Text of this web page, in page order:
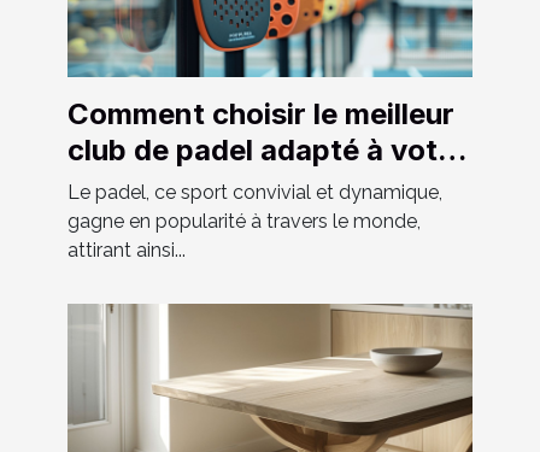
Comment choisir le meilleur
club de padel adapté à votre
niveau
Le padel, ce sport convivial et dynamique,
gagne en popularité à travers le monde,
attirant ainsi...